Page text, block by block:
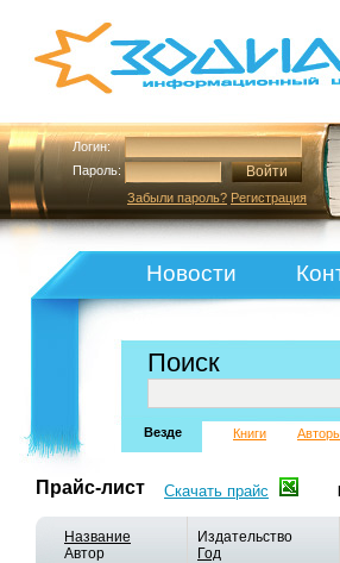
Новости
Логин:
Пароль:
Забыли пароль? Регистрация
Поиск
Везде Книги
Прайс-лист Скачать прайс
Название
Автор
Издательство
Год